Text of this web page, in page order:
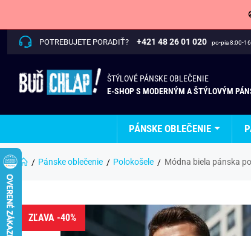
POTREBUJETE PORADIŤ? +421 48 26 01 020 po-pia 8:00-
ŠTÝLOVÉ PÁNSKE OBLEČENIE
E-SHOP S MODERNÝM A ŠTÝLOVÝM
PÁNSKE OBLEČENIE
Pánske oblečenie Polokošele Módna biela pánska
ZĽAVA -40%